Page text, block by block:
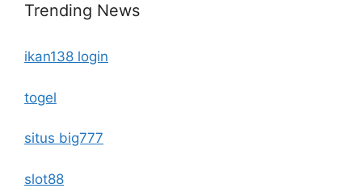
Trending News
ikan138 login
togel
situs big777
slot88